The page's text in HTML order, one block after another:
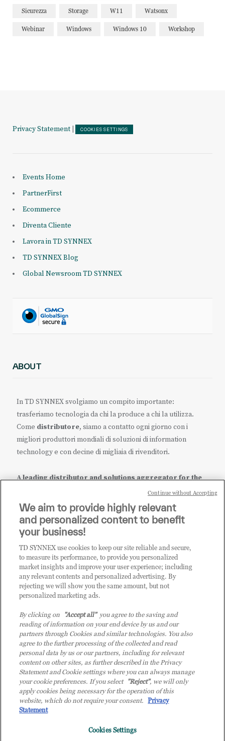
Sicurezza Storage W11 Watsonx
Webinar Windows Windows 10 Workshop
Privacy Statement COOKIES SETTINGS
Events Home
PartnerFirst
Ecommerce
Diventa Cliente
Lavora in TD SYNNEX
TD SYNNEX Blog
Global Newsroom TD SYNNEX
ABOUT
In TD SYNNEX svolgiamo un compito importante:
trasferiamo tecnologia da chi la produce a chi la utilizza.
Come distributore, siamo a contatto ogni giorno con i
migliori produttori mondiali di soluzioni di information
technology e con decine di migliaia di rivenditori.
A leading distributor and solutions aggregator for the
it.tdsynnex.com|eu.tdsynnex.com|tdsynnex.com
CATEGORIE
Categorie
© 2026 TD SYNNEX Italy S.r.l. - Sede legale: via Luigi Russolo 9, 20138
Milano (MI) - Numero di iscrizione al Registro delle Imprese di Milano e
Codice Fiscale: 07092780159 - P.IVA: 07092780159 - Eur 12.569.000,00 i.v -
TD SYNNEX e TD SYNNEX logo sono marchi registrati di TD SYNNEX
Corporation negli Stati Uniti e in altri Paesi. Società a socio unico soggetta
all’attività di direzione e coordinamento della controllante TD SYNNEX
We aim to provide highly relevant
and personalized content to benefit
your business!
TD SYNNEX use cookies to keep our site reliable and secure,
to measure its performance, to provide you personalized
market insights and improve your user experience; including
any relevant contents and personalized advertising. By
rejecting we will show you the same amount, but not
personalized marketing ads.
By clicking on "Accept all"you agree to the saving and
reading of information on your end device by us and our
partners through Cookies and similar technologies. You also
agree to the further processing of the collected and read
personal data by us or our partners, including for relevant
content on other sites, as further described in the Privacy
Statement and Cookie settings where you can always manage
your cookie preferences. If you select "Reject", we will only
apply cookies being necessary for the operation of this
website, which do not require your consent. Privacy
Statement
Cookies Settings
Continue without Accepting